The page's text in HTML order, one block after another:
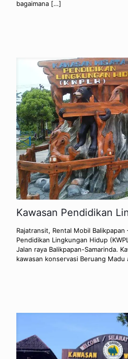
bagaimana […]
Kawasan Pendidikan
Rajatransit, Rental Mobil Balikpapan
Pendidikan Lingkungan Hidup
Jalan raya Balikpapan-Samarinda.
kawasan konservasi Beruang Madu